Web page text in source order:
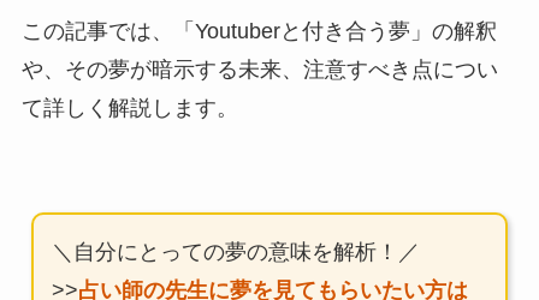
この記事では、「Youtuberと付き合う夢」の解釈
や、その夢が暗示する未来、注意すべき点につい
て詳しく解説します。
＼自分にとっての夢の意味を解析！／
>>占い師の先生に夢を見てもらいたい方は